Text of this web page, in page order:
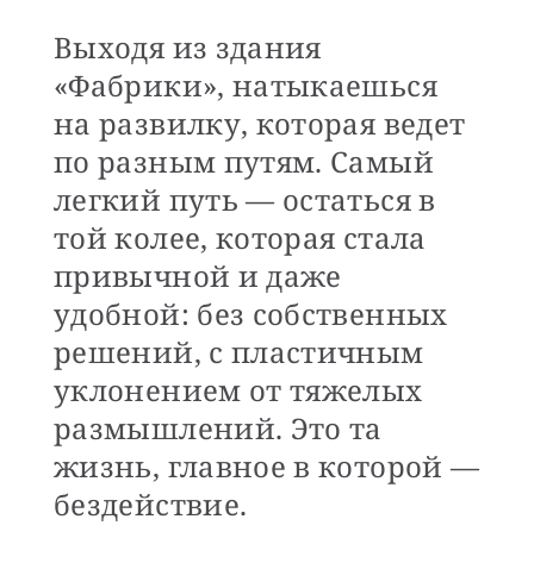
Выходя из здания
«Фабрики», натыкаешься
на развилку, которая ведет
по разным путям. Самый
легкий путь — остаться в
той колее, которая стала
привычной и даже
удобной: без собственных
решений, с пластичным
уклонением от тяжелых
размышлений. Это та
жизнь, главное в которой —
бездействие.